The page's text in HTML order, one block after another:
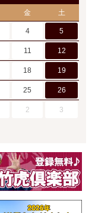
金 土
4 5
11 12
18 19
25 26
2 3